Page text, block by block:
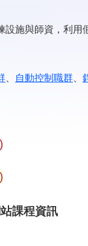
設施與師資，利用
自動控制職群
課程資訊